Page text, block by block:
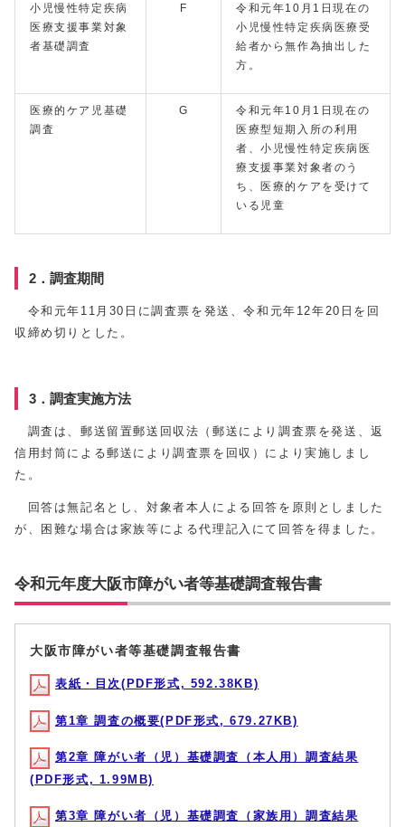
小児慢性特定疾病
医療支援事業対象
者基礎調査
F
令和元年10月1日現在の
小児慢性特定疾病医療受
給者から無作為抽出した
方。
医療的ケア児基礎
調査
G
令和元年10月1日現在の
医療型短期入所の利用
者、小児慢性特定疾病医
療支援事業対象者のう
ち、医療的ケアを受けて
いる児童
2．調査期間
令和元年11月30日に調査票を発送、令和元年12年20日を回
収締め切りとした。
3．調査実施方法
調査は、郵送留置郵送回収法（郵送により調査票を発送、返
信用封筒による郵送により調査票を回収）により実施しまし
た。
回答は無記名とし、対象者本人による回答を原則としました
が、困難な場合は家族等による代理記入にて回答を得ました。
令和元年度大阪市障がい者等基礎調査報告書
大阪市障がい者等基礎調査報告書
表紙・目次(PDF形式, 592.38KB)
第1章 調査の概要(PDF形式, 679.27KB)
第2章 障がい者（児）基礎調査（本人用）調査結果
(PDF形式, 1.99MB)
第3章 障がい者（児）基礎調査（家族用）調査結果